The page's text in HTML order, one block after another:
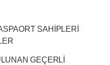
SAHİPLERİ
GEÇERLİ